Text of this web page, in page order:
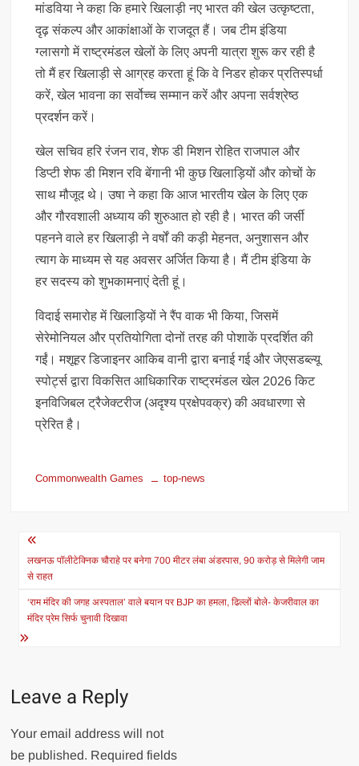
मांडविया ने कहा कि हमारे खिलाड़ी नए भारत की खेल उत्कृष्टता,
दृढ़ संकल्प और आकांक्षाओं के राजदूत हैं। जब टीम इंडिया
ग्लासगो में राष्ट्रमंडल खेलों के लिए अपनी यात्रा शुरू कर रही है
तो मैं हर खिलाड़ी से आग्रह करता हूं कि वे निडर होकर प्रतिस्पर्धा
करें, खेल भावना का सर्वोच्च सम्मान करें और अपना सर्वश्रेष्ठ
प्रदर्शन करें।
खेल सचिव हरि रंजन राव, शेफ डी मिशन रोहित राजपाल और
डिप्टी शेफ डी मिशन रवि बेंगानी भी कुछ खिलाड़ियों और कोचों के
साथ मौजूद थे। उषा ने कहा कि आज भारतीय खेल के लिए एक
और गौरवशाली अध्याय की शुरुआत हो रही है। भारत की जर्सी
पहनने वाले हर खिलाड़ी ने वर्षों की कड़ी मेहनत, अनुशासन और
त्याग के माध्यम से यह अवसर अर्जित किया है। मैं टीम इंडिया के
हर सदस्य को शुभकामनाएं देती हूं।
विदाई समारोह में खिलाड़ियों ने रैंप वाक भी किया, जिसमें
सेरेमोनियल और प्रतियोगिता दोनों तरह की पोशाकें प्रदर्शित की
गईं। मशूहर डिजाइनर आकिब वानी द्वारा बनाई गई और जेएसडब्ल्यू
स्पोर्ट्स द्वारा विकसित आधिकारिक राष्ट्रमंडल खेल 2026 किट
इनविजिबल ट्रैजेक्टरीज (अदृश्य प्रक्षेपवक्र) की अवधारणा से
प्रेरित है।
Commonwealth Games top-news
Post
navigation
लखनऊ पॉलीटेक्निक चौराहे पर बनेगा 700 मीटर लंबा अंडरपास, 90 करोड़ से मिलेगी जाम
से राहत
‘राम मंदिर की जगह अस्पताल’ वाले बयान पर BJP का हमला, ढिल्लों बोले- केजरीवाल का
मंदिर प्रेम सिर्फ चुनावी दिखावा
Leave a Reply
Your email address will not
be published. Required fields